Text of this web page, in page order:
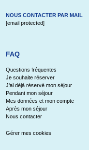
NOUS CONTACTER PAR MAIL
[email protected]
FAQ
Questions fréquentes
Je souhaite réserver
J'ai déjà réservé mon séjour
Pendant mon séjour
Mes données et mon compte
Après mon séjour
Nous contacter
Gérer mes cookies